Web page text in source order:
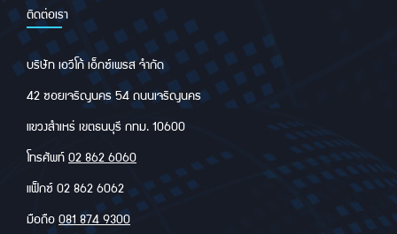
ติดต่อเรา
บริษัท เอวีโก้ เอ็กซ์เพรส จำกัด
42 ซอยเจริญนคร 54 ถนนเจริญนคร
แขวงสำเหร่ เขตธนบุรี กทม. 10600
โทรศัพท์02 862 6060
แฟ็กซ์ 02 862 6062
มือถือ081 874 9300